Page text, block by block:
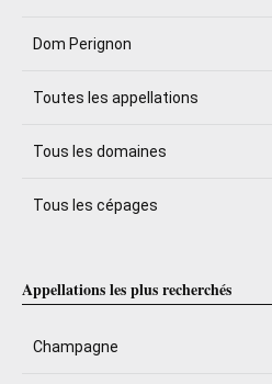
Dom Perignon
Toutes les appellations
Tous les domaines
Tous les cépages
Appellations les plus recherchés
Champagne